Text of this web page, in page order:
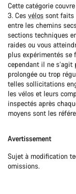
Cette catégorie
3. Ces vélos sont faits
entre les chemins
sections techniques
raides ou vous
plus expérimentés se
cependant il ne s’agit
prolongée ou trop
telles sollicitations
les vélos et leurs
inspectés après
moyens sont les
Avertissement
Sujet à modification
omissions.